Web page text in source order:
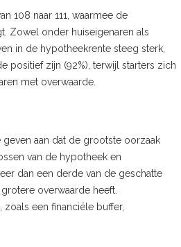
108 naar 111, waarmee de
Zowel onder huiseigenaren als
in de hypotheekrente steeg sterk,
positief zijn (92%), terwijl starters zich
met overwaarde.
aan dat de grootste oorzaak
van de hypotheek en
dan een derde van de geschatte
overwaarde heeft.
een financiële buffer,